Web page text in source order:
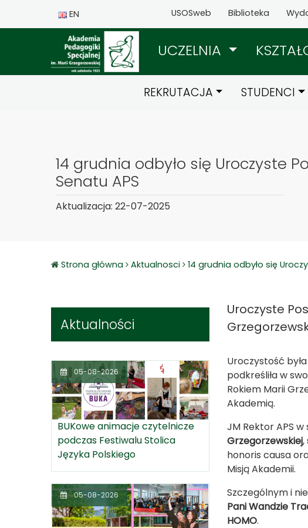
EN USOSweb Biblioteka
UCZELNIA
REKRUTACJA STUDENCI
14 grudnia odbyło się Uroczyste
Senatu APS
Aktualizacja: 22-07-2025
Strona główna Aktualnosci 14 grudnia odbyło się
Aktualności
05-08-2026
BUKowe animacje czytelnicze
podczas Festiwalu Stolica
Języka Polskiego
05-08-2026
Uroczyste
Uroczystość była
podkreśliła w
Rokiem Marii
Akademią.
JM Rektor APS
Grzegorzewskiej,
honoris causa
Misją Akademii.
Szczególnym i
Pani Wandzie
HOMO.